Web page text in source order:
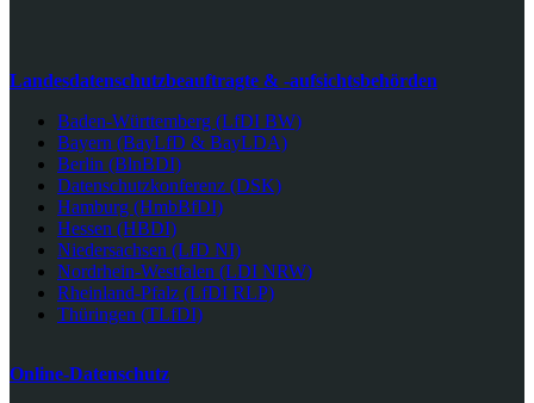
Landesdatenschutzbeauftragte & -aufsichtsbehörden
Baden-Württemberg (LfDI BW)
Bayern (BayLfD & BayLDA)
Berlin (BlnBDI)
Datenschutzkonferenz (DSK)
Hamburg (HmbBfDI)
Hessen (HBDI)
Niedersachsen (LfD NI)
Nordrhein-Westfalen (LDI NRW)
Rheinland-Pfalz (LfDI RLP)
Thüringen (TLfDI)
Online-Datenschutz